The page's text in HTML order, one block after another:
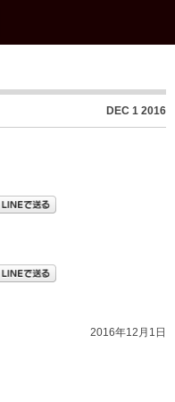
DEC 1 2016
2016年12月1日